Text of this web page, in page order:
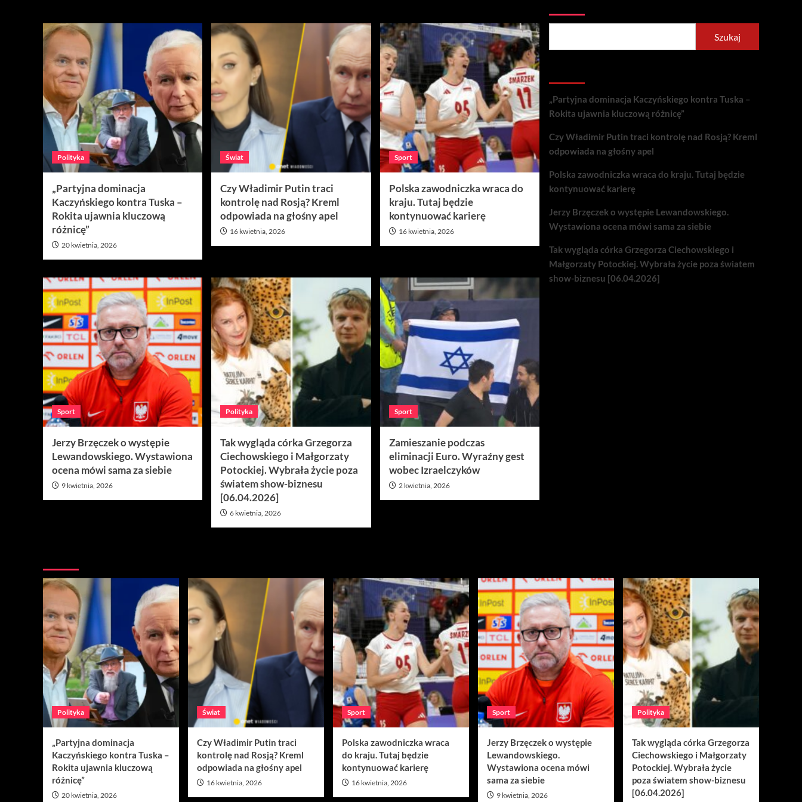
Polityka
„Partyjna dominacja
Kaczyńskiego kontra Tuska –
Rokita ujawnia kluczową
różnicę”
20 kwietnia, 2026
Świat
Czy Władimir Putin traci
kontrolę nad Rosją? Kreml
odpowiada na głośny apel
16 kwietnia, 2026
Sport
Polska zawodniczka wraca do
kraju. Tutaj będzie
kontynuować karierę
16 kwietnia, 2026
Sport
Jerzy Brzęczek o występie
Lewandowskiego. Wystawiona
ocena mówi sama za siebie
9 kwietnia, 2026
Polityka
Tak wygląda córka Grzegorza
Ciechowskiego i Małgorzaty
Potockiej. Wybrała życie poza
światem show-biznesu
[06.04.2026]
6 kwietnia, 2026
Sport
Zamieszanie podczas
eliminacji Euro. Wyraźny gest
wobec Izraelczyków
2 kwietnia, 2026
Szukaj
„Partyjna dominacja Kaczyńskiego kontra Tuska –
Rokita ujawnia kluczową różnicę”
Czy Władimir Putin traci kontrolę nad Rosją? Kreml
odpowiada na głośny apel
Polska zawodniczka wraca do kraju. Tutaj będzie
kontynuować karierę
Jerzy Brzęczek o występie Lewandowskiego.
Wystawiona ocena mówi sama za siebie
Tak wygląda córka Grzegorza Ciechowskiego i
Małgorzaty Potockiej. Wybrała życie poza światem
show-biznesu [06.04.2026]
Polityka
„Partyjna dominacja
Kaczyńskiego kontra Tuska –
Rokita ujawnia kluczową
różnicę”
20 kwietnia, 2026
Świat
Czy Władimir Putin traci
kontrolę nad Rosją? Kreml
odpowiada na głośny apel
16 kwietnia, 2026
Sport
Polska zawodniczka wraca
do kraju. Tutaj będzie
kontynuować karierę
16 kwietnia, 2026
Sport
Jerzy Brzęczek o występie
Lewandowskiego.
Wystawiona ocena mówi
sama za siebie
9 kwietnia, 2026
Polityka
Tak wygląda córka Grzegorza
Ciechowskiego i Małgorzaty
Potockiej. Wybrała życie
poza światem show-biznesu
[06.04.2026]